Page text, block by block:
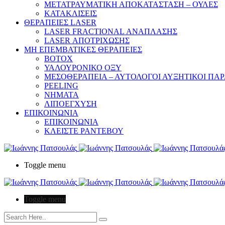
ΜΕΤΑΤΡΑΥΜΑΤΙΚΗ ΑΠΟΚΑΤΑΣΤΑΣΗ – ΟΥΛΕΣ
ΚΑΤΑΚΛΙΣΕΙΣ
ΘΕΡΑΠΕΙΕΣ LASER
LASER FRACTIONAL ΑΝΑΠΛΑΣΗΣ
LASER ΑΠΟΤΡΙΧΩΣΗΣ
ΜΗ ΕΠΕΜΒΑΤΙΚΕΣ ΘΕΡΑΠΕΙΕΣ
ΒΟΤΟΧ
ΥΑΛΟΥΡΟΝΙΚΟ ΟΞΥ
ΜΕΣΟΘΕΡΑΠΕΙΑ – ΑΥΤΟΛΟΓΟΙ ΑΥΞΗΤΙΚΟΙ
PEELING
ΝΗΜΑΤΑ
ΛΙΠΟΕΓΧΥΣΗ
ΕΠΙΚΟΙΝΩΝΙΑ
ΕΠΙΚΟΙΝΩΝΙΑ
ΚΛΕΙΣΤΕ ΡΑΝΤΕΒΟΥ
Toggle menu
Toggle menu